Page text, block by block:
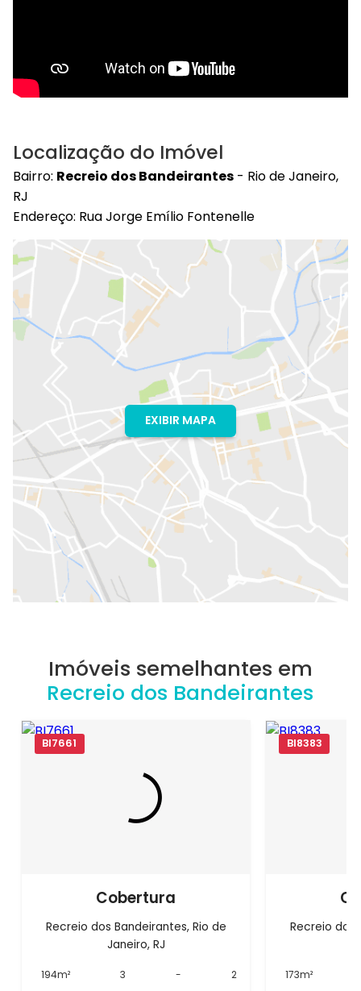
Localização do Imóvel
Bairro: Recreio dos Bandeirantes - Rio de Janeiro,
RJ
Endereço: Rua Jorge Emílio Fontenelle
EXIBIR MAPA
Imóveis semelhantes em
Recreio dos Bandeirantes
BI7661
Cobertura
Recreio dos Bandeirantes, Rio de
Janeiro, RJ
194m² 3 - 2
BI8383
Recreio dos
173m²